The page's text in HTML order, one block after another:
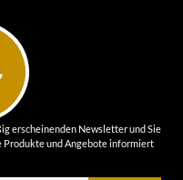
erscheinenden Newsletter und Sie
Produkte und Angebote informiert